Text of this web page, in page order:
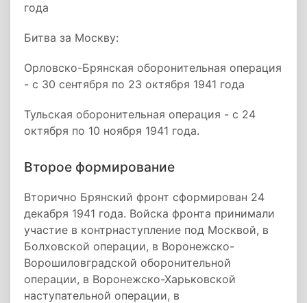
года
Битва за Москву:
Орловско-Брянская оборонительная операция
- с 30 сентября по 23 октября 1941 года
Тульская оборонительная операция - с 24
октября по 10 ноября 1941 года.
Второе формирование
Вторично Брянский фронт сформирован 24
декабря 1941 года. Войска фронта принимали
участие в контрнаступление под Москвой, в
Болховской операции, в Воронежско-
Ворошиловградской оборонительной
операции, в Воронежско-Харьковской
наступательной операции, в